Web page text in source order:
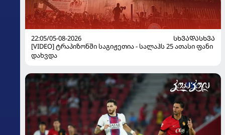
22:05/05-08-2026
ᲡᲮᲕᲐᲓᲐᲡᲮᲕᲐ
[VIDEO] ტრაპიზონში საგიჟეთია - სალაჰს 25 ათასი ფანი
დახვდა